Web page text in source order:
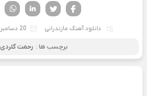
تویتر
فیسوک
دانلود آهنگ مازندرانی 20 دسامبر 2019
برچسب ها : رحمت گلردی